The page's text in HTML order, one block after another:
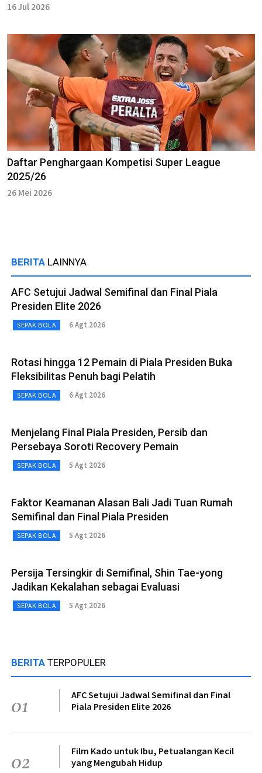
16 Jul 2026
Daftar Penghargaan Kompetisi Super League
2025/26
26 Mei 2026
BERITA LAINNYA
AFC Setujui Jadwal Semifinal dan Final Piala
Presiden Elite 2026
SEPAK BOLA 6 Agt 2026
Rotasi hingga 12 Pemain di Piala Presiden Buka
Fleksibilitas Penuh bagi Pelatih
SEPAK BOLA 6 Agt 2026
Menjelang Final Piala Presiden, Persib dan
Persebaya Soroti Recovery Pemain
SEPAK BOLA 5 Agt 2026
Faktor Keamanan Alasan Bali Jadi Tuan Rumah
Semifinal dan Final Piala Presiden
SEPAK BOLA 5 Agt 2026
Persija Tersingkir di Semifinal, Shin Tae-yong
Jadikan Kekalahan sebagai Evaluasi
SEPAK BOLA 5 Agt 2026
BERITA TERPOPULER
01
AFC Setujui Jadwal Semifinal dan Final
Piala Presiden Elite 2026
02
Film Kado untuk Ibu, Petualangan Kecil
yang Mengubah Hidup